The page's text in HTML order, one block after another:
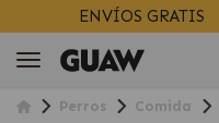
ENVÍOS GRATIS
Perros Comida